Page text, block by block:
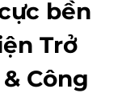
bền
Trở
Công